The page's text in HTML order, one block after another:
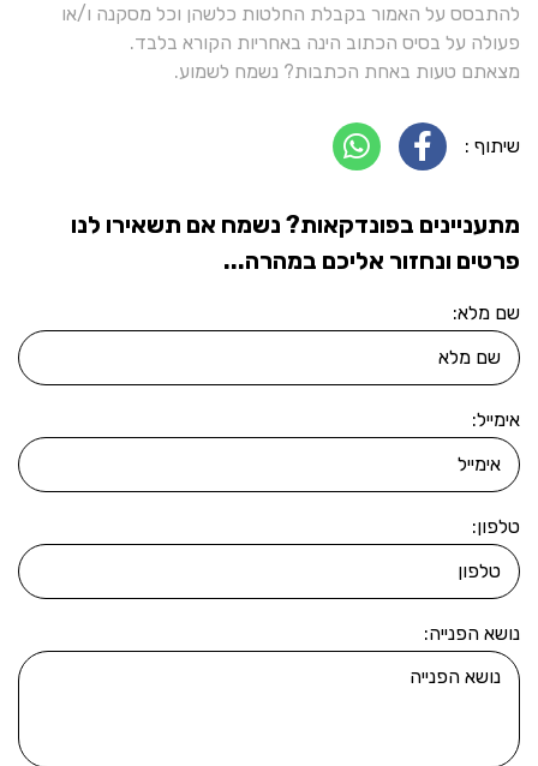
להתבסס על האמור בקבלת החלטות כלשהן וכל מסקנה ו/או
פעולה על בסיס הכתוב הינה באחריות הקורא בלבד.
מצאתם טעות באחת הכתבות? נשמח לשמוע.
שיתוף :
מתעניינים בפונדקאות? נשמח אם תשאירו לנו
פרטים ונחזור אליכם במהרה...
שם מלא:
אימייל:
טלפון:
נושא הפנייה: